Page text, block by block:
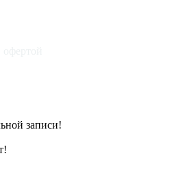
записи!